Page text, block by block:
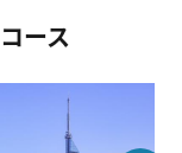
ース